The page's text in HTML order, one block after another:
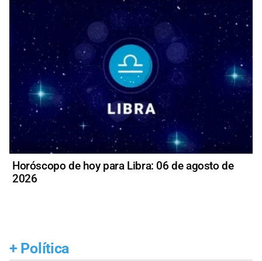
Horóscopo de hoy para Libra: 06 de agosto de
2026
+ Política